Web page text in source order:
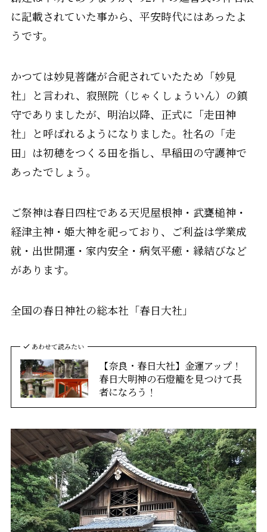
に記載されていた事から、平安時代にはあったよ
うです。
かつては妙見菩薩が合祀されていたため「妙見
社」と言われ、寂照院（じゃくしょういん）の鎮
守でありましたが、明治以降、正式に「走田神
社」と呼ばれるようになりました。社名の「走
田」は初穂をつくる田を指し、早稲田の守護神で
あったでしょう。
ご祭神は春日四柱である天児屋根神・武甕槌神・
経津主神・姫大神を祀っており、ご利益は学業成
就・出世開運・家内安全・病気平癒・縁結びなど
があります。
全国の春日神社の総本社「春日大社」
あわせて読みたい
【奈良・春日大社】金運アップ！
春日大明神の石燈籠を見つけて長
者になろう！